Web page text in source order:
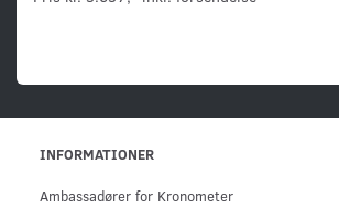
INFORMATIONER
Ambassadører for Kronometer